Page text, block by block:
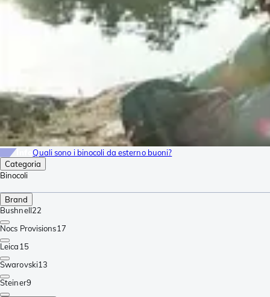
Anche se non è la prima cosa che pensi di un monocolo, è davvero
pratico. I "mezzi binocoli" ovviamente sono un grande compromesso.
Molti optano per un monocolo per il peso ridotto, le dimensioni molto
compatte e le buone prestazioni. Per molti appassionati di outdoor
un monocolo è uno strumento basilare da tenere nello zaino.
InfoQuali sono i binocoli da esterno buoni?
Categoria
Binocoli
Brand
Bushnell22
Nocs Provisions17
Leica15
Swarovski13
Steiner9